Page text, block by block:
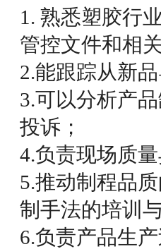
1. 熟悉塑胶行
管控文件和相
2.能跟踪从新
3.可以分析产
投诉；
4.负责现场质
5.推动制程品
制手法的培训
6.负责产品生